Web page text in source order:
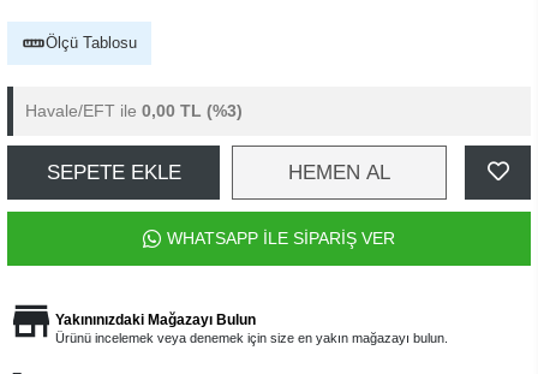
Ölçü Tablosu
Havale/EFT ile 0,00 TL (%3)
SEPETE EKLE HEMEN AL
WHATSAPP İLE SİPARİŞ VER
Yakınınızdaki Mağazayı Bulun
Ürünü incelemek veya denemek için size en yakın mağazayı bulun.